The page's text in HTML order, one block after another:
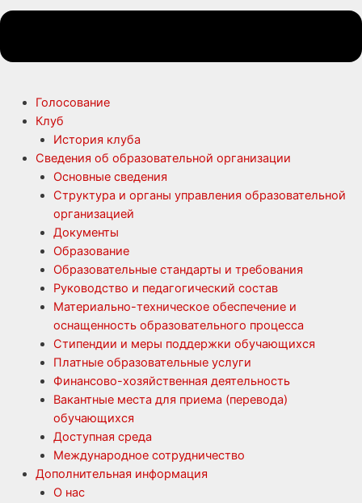
Голосование
Клуб
История клуба
Сведения об образовательной организации
Основные сведения
Структура и органы управления образовательной
организацией
Документы
Образование
Образовательные стандарты и требования
Руководство и педагогический состав
Материально-техническое обеспечение и
оснащенность образовательного процесса
Стипендии и меры поддержки обучающихся
Платные образовательные услуги
Финансово-хозяйственная деятельность
Вакантные места для приема (перевода)
обучающихся
Доступная среда
Международное сотрудничество
Дополнительная информация
О нас